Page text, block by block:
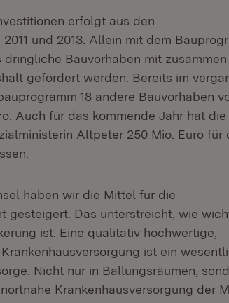
erfolgt aus den
und 2013. Allein mit dem
dringliche Bauvorhaben mit
gefördert werden. Bereits im
18 andere Bauvorhaben
Auch für das kommende Jahr hat die
Altpeter 250 Mio. Euro für
haben wir die Mittel für die
gesteigert. Das unterstreicht, wie
ist. Eine qualitativ hochwertige,
ist ein
Nicht nur in Ballungsräumen,
Krankenhausversorgung der